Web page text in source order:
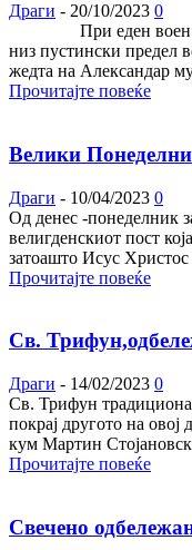
Драги - 20/10/2023 0
При еден воен
низ пустински предел
жедта на Александар
Прочитајте повеќе
Велики
Драги - 10/04/2023 0
Од денес -понеделник
велигденскиот пост
затоашто Исус
Прочитајте повеќе
Св.
Драги - 14/02/2023 0
Св. Трифун
покрај другото на
кум Мартин
Прочитајте повеќе
Свечено